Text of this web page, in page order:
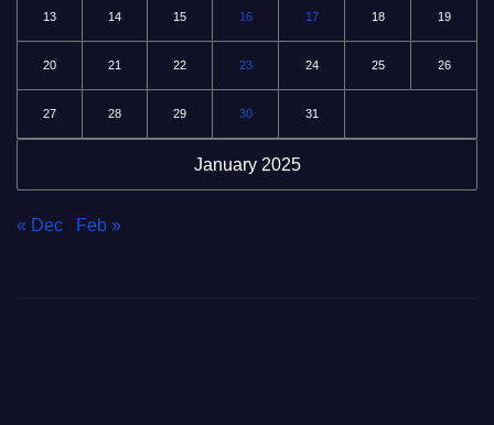
January 2025
13 14 15 16 17 18 19
20 21 22 23 24 25 26
27 28 29 30 31
« Dec Feb »